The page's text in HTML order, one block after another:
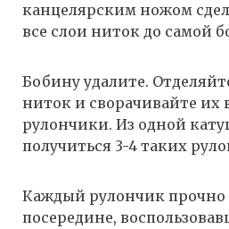
канцелярским ножом
все слои ниток до самой
Бобину удалите.
ниток и сворачивайте их
рулончики. Из одной
получиться 3-4 таких
Каждый рулончик прочно
посередине,